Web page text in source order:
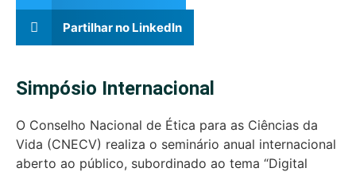
Partilhar no LinkedIn
Simpósio Internacional
O Conselho Nacional de Ética para as Ciências da
Vida (CNECV) realiza o seminário anual internacional
aberto ao público, subordinado ao tema “Digital